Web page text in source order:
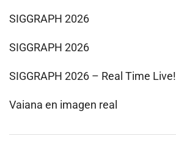
SIGGRAPH 2026
SIGGRAPH 2026
SIGGRAPH 2026 – Real Time Live!
Vaiana en imagen real